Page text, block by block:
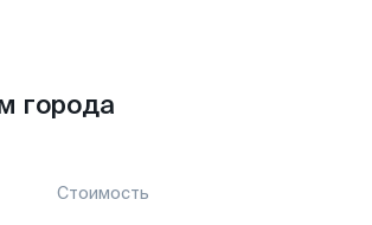
города
Стоимость